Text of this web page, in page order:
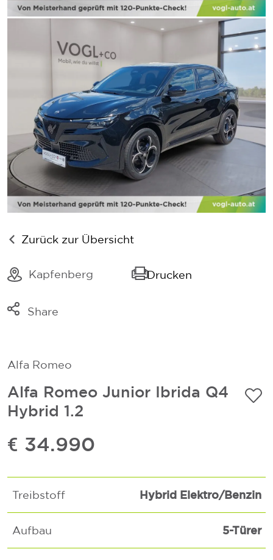
Zurück zur Übersicht
Kapfenberg Drucken
Share
Alfa Romeo
Alfa Romeo Junior Ibrida Q4
Hybrid 1.2
€ 34.990
Treibstoff Hybrid Elektro/Benzin
Aufbau 5-Türer